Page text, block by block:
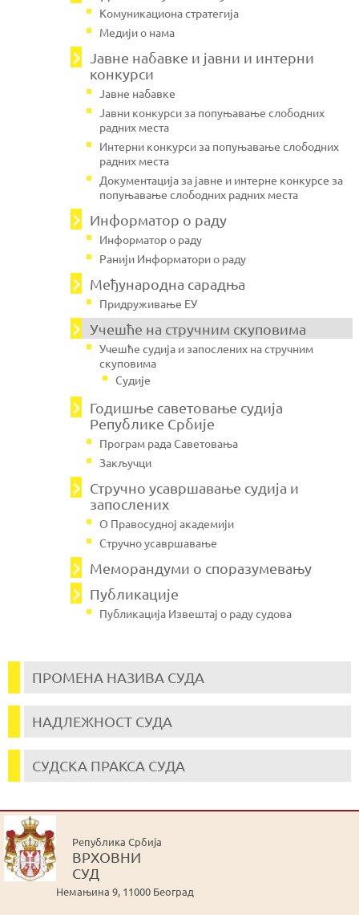
Комуникациона стратегија
Медији о нама
Јавнe набавке и јавни и интерни
конкурси
Јавне набавке
Јавни конкурси за попуњавање слободних
радних места
Интерни конкурси за попуњавање слободних
радних места
Документација за јавне и интерне конкурсе за
попуњавање слободних радних места
Информатор о раду
Информатор о раду
Ранији Информатори о раду
Међународна сарадња
Придруживање ЕУ
Учешће на стручним скуповима
Учешће судија и запослених на стручним
скуповима
Судије
Годишње саветовање судија
Републике Србије
Програм рада Саветовања
Закључци
Стручно усавршавање судија и
запослених
О Правосудној академији
Стручно усавршавање
Меморандуми о споразумевању
Публикације
Публикација Извештај о раду судова
ПРОМЕНА НАЗИВА СУДА
НАДЛЕЖНОСТ СУДА
СУДСКА ПРАКСА СУДА
Република Србија
ВРХОВНИ
СУД
Немањина 9, 11000 Београд